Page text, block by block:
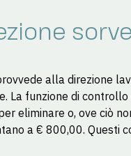
alla direzione
La funzione di
eliminare o, ove ciò
a € 800,00. Questi